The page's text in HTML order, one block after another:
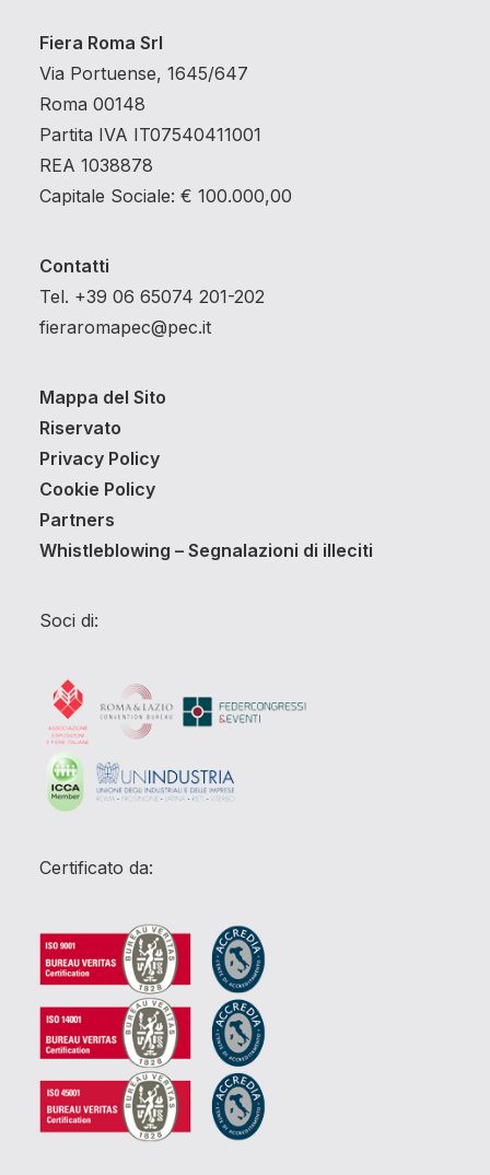
Fiera Roma Srl
Via Portuense, 1645/647
Roma 00148
Partita IVA IT07540411001
REA 1038878
Capitale Sociale: € 100.000,00
Contatti
Tel. +39 06 65074 201-202
fieraromapec@pec.it
Mappa del Sito
Riservato
Privacy Policy
Cookie Policy
Partners
Whistleblowing – Segnalazioni di illeciti
Soci di:
Certificato da: